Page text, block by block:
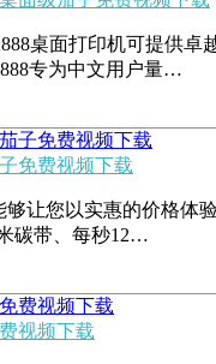
桌面打印机可提供
专为中文用户量…
免费视频下载
够让您以实惠的价格
碳带、每秒12…
视频下载